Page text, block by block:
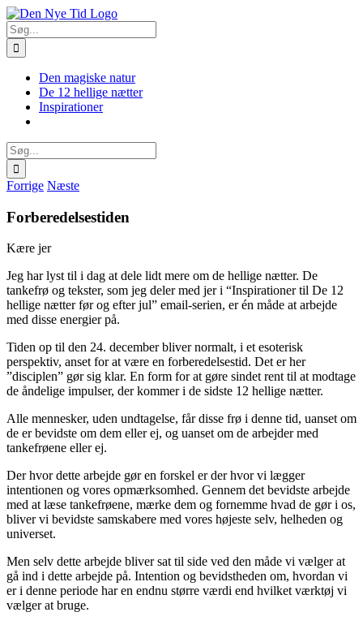
Skip
to
content
Facebook
X
Instagram
Pinterest
Søg
efter:
Den magiske natur
De 12 hellige nætter
Inspirationer
Søg
efter:
Forrige Næste
Forberedelsestiden
Kære jer
Jeg har lyst til i dag at dele lidt mere om de hellige nætter. De
tankefrø og tekster, som jeg deler med jer i “Inspirationer til De 12
hellige nætter før og efter jul” email-serien, er én måde at arbejde
med disse energier på.
Tiden op til den 24. december bliver normalt, i et esoterisk
perspektiv, anset for at være en forberedelsestid. Det er her
”disciplen” gør sig klar. En form for at gøre sindet rent til at modtage
de åndelige impulser, der kommer i de sidste 12 hellige nætter.
Alle mennesker, uden undtagelse, får disse frø i denne tid, uanset om
de er bevidste om dem eller ej, og uanset om de arbejder med
tankefrøene eller ej.
Der hvor dette arbejde gør en forskel er der hvor vi lægger
intentionen og vores opmærksomhed. Gennem det bevidste arbejde
med at læse tankefrøene, mærke dem og fornemme hvad de gør i os,
bliver vi bevidste samskabere med vores højeste selv, helheden og
universet.
Men selv dette arbejde bliver sat til side ved den måde vi vælger at
gå ind i dette arbejde på. Intention og bevidstheden om, hvordan vi
er i denne periode har en endnu større værdi end hvilket værktøj vi
vælger at bruge.